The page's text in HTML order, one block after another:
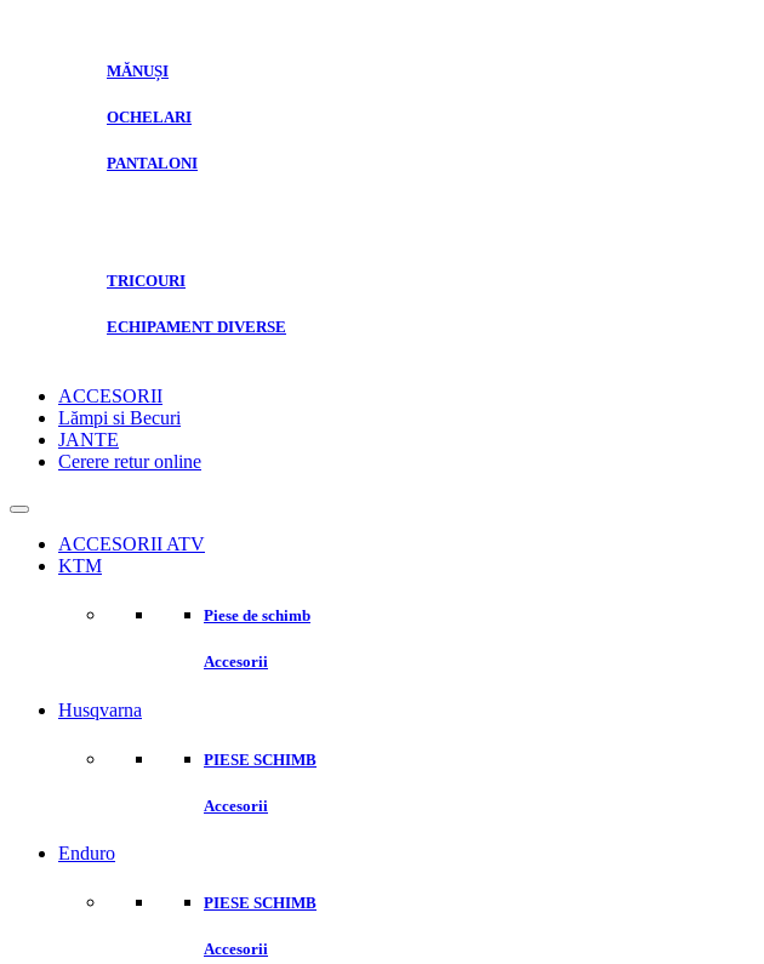
MĂNUȘI
OCHELARI
PANTALONI
TRICOURI
ECHIPAMENT DIVERSE
ACCESORII
Lămpi si Becuri
JANTE
Cerere retur online
ACCESORII ATV
KTM
Piese de schimb
Accesorii
Husqvarna
PIESE SCHIMB
Accesorii
Enduro
PIESE SCHIMB
Accesorii